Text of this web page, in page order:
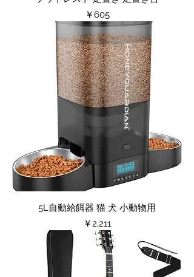
価格
￥605
5L自動給餌器 猫 犬 小動物用
価格
￥2,211